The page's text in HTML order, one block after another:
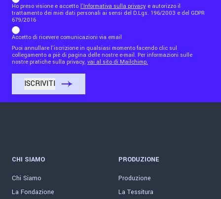
Ho preso visione e accetto l'Informativa sulla privacy e autorizzo il
trattamento dei miei dati personali ai sensi del D.Lgs. 196/2003 e del GDPR
679/2016
Accetto di ricevere comunicazioni via email
Puoi annullare l'iscrizione in qualsiasi momento facendo clic sul
collegamento a piè di pagina delle nostre e-mail. Per informazioni sulle
nostre pratiche sulla privacy, vai al sito di Mailchimp.
CHI SIAMO
Chi Siamo
La Fondazione
PRODUZIONE
Produzione
La Tessitura